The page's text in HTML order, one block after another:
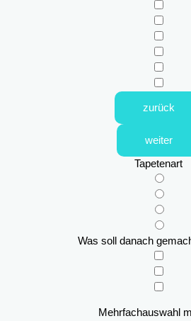
zurück
weiter
Tapetenart
Was soll danach
Mehrfachauswahl